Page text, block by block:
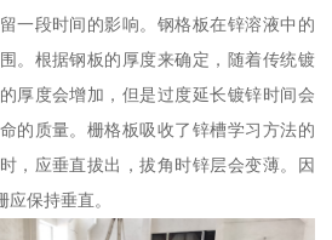
一段时间的影响。钢格板在锌溶液中的
。根据钢板的厚度来确定，随着传统镀
厚度会增加，但是过度延长镀锌时间会
的质量。栅格板吸收了锌槽学习方法的
，应垂直拔出，拔角时锌层会变薄。因
保持垂直。